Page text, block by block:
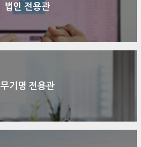
법인 전용관
무기명 전용관